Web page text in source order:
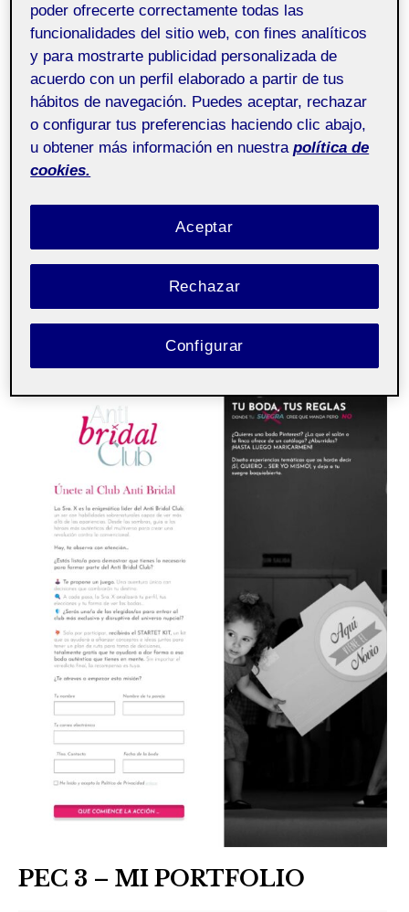
RETO 3 – Etnografía para el
Diseño
Antropología del
diseño – Aula 2
Pública
DESCRIPCIÓN DE LA COMUNIDAD
En la entrega anterior (R2) propuse hacer
entrevistas por videollamada y encuestas online
PEC 3 – MI PORTFOLIO
poder ofrecerte correctamente todas las
funcionalidades del sitio web, con fines analíticos
y para mostrarte publicidad personalizada de
acuerdo con un perfil elaborado a partir de tus
hábitos de navegación. Puedes aceptar, rechazar
o configurar tus preferencias haciendo clic abajo,
u obtener más información en nuestra política de
cookies.
Rechazar
Aceptar
Configurar